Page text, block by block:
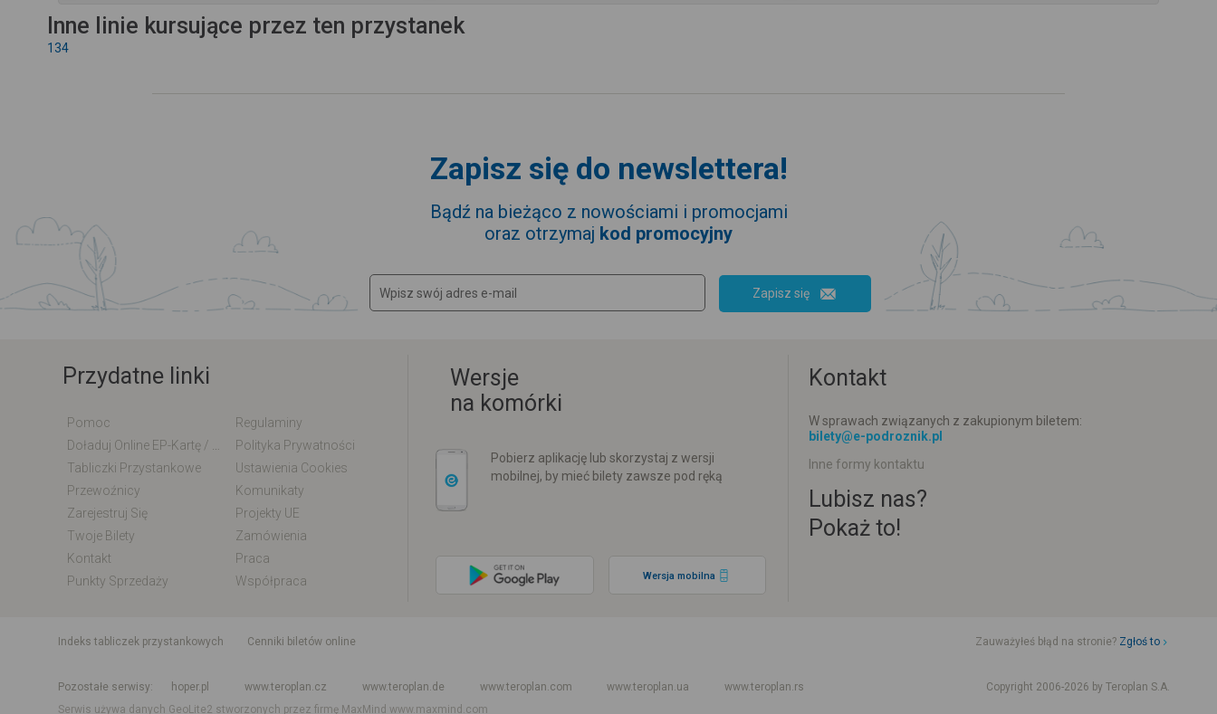
Inne linie kursujące przez ten przystanek
134
Zapisz się do newslettera!
Bądź na bieżąco z nowościami i promocjami
oraz otrzymaj kod promocyjny
Zapisz się
Przydatne linki
Pomoc
Regulaminy
Polityka Prywatności
Tabliczki Przystankowe
Ustawienia Cookies
Przewoźnicy
Komunikaty
Zarejestruj Się
Projekty UE
Twoje Bilety
Zamówienia
Kontakt
Praca
Punkty Sprzedaży
Współpraca
Wersje
na komórki
Pobierz aplikację lub skorzystaj z wersji
mobilnej, by mieć bilety zawsze pod ręką
Wersja mobilna
Kontakt
W sprawach związanych z zakupionym biletem:
bilety@e-podroznik.pl
Inne formy kontaktu
Lubisz nas?
Pokaż to!
indeks tabliczek przystankowych Cenniki biletów online Zauważyłeś błąd na stronie? Zgłoś to
Pozostałe serwisy
hoper.pl www.teroplan.cz www.teroplan.de www.teroplan.com www.teroplan.ua www.teroplan.rs
Copyright 2006-2026 by Teroplan S.A.
Serwis używa danych GeoLite2 stworzonych przez firmę MaxMindwww.maxmind.com